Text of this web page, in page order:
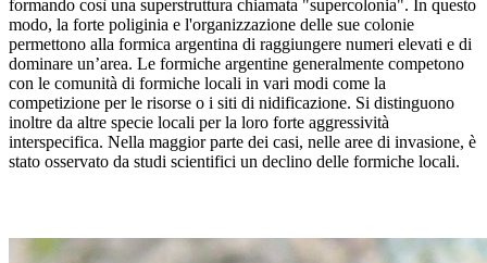
formando così una superstruttura chiamata "supercolonia". In questo
modo, la forte poliginia e l'organizzazione delle sue colonie
permettono alla formica argentina di raggiungere numeri elevati e di
dominare un’area. Le formiche argentine generalmente competono
con le comunità di formiche locali in vari modi come la
competizione per le risorse o i siti di nidificazione. Si distinguono
inoltre da altre specie locali per la loro forte aggressività
interspecifica. Nella maggior parte dei casi, nelle aree di invasione, è
stato osservato da studi scientifici un declino delle formiche locali.